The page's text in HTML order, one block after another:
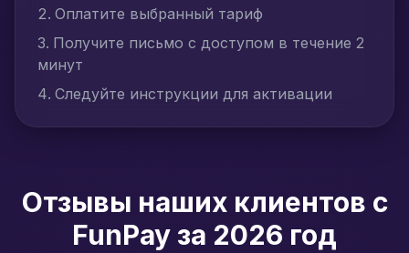
Оплатите выбранный тариф
Получите письмо с доступом в течение 2
минут
Следуйте инструкции для активации
Отзывы наших клиентов с
FunPay за 2026 год